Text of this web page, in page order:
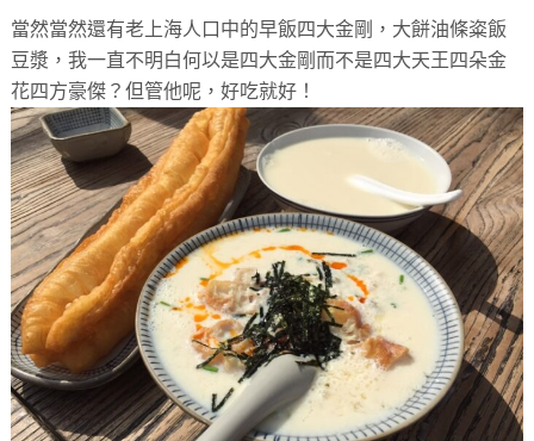
當然當然還有老上海人口中的早飯四大金剛，大餅油條粢飯
豆漿，我一直不明白何以是四大金剛而不是四大天王四朵金
花四方豪傑？但管他呢，好吃就好！